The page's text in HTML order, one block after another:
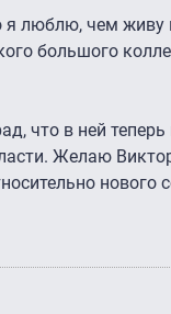
я люблю, чем
большого
что в ней
Желаю